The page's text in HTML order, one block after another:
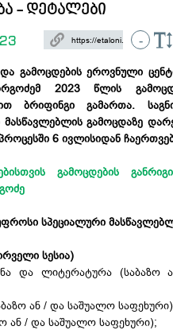
- დეტალები
-
და გამოცდების ეროვნული
2023 წლის
ბრიფინგი გამართა. ს
მასწავლებლის გამოცდაზე
6 ივლისიდან
გამოცდების
სპეციალური
სესია)
და ლიტერატურა (საბაზო
ან / და საშუალო
ან / და საშუალო საფეხური);